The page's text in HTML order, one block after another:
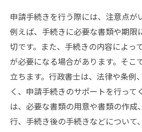
申請手続きを行う際には、注意点が
例えば、手続きに必要な書類や期限
切です。また、手続きの内容によっ
が必要になる場合があります。そこ
立ちます。行政書士は、法律や条例
く、申請手続きのサポートを行って
は、必要な書類の用意や書類の作成
行、手続き後の手続きなどについて